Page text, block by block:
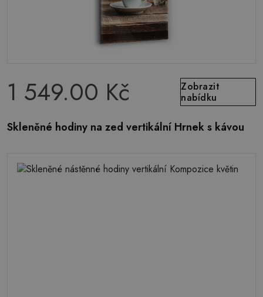
1 549.00 Kč
Zobrazit
nabídku
Skleněné hodiny na zed vertikální Hrnek s kávou